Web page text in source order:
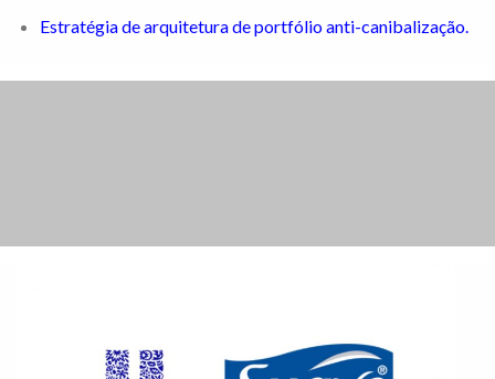
Estratégia de arquitetura de portfólio anti-canibalização.